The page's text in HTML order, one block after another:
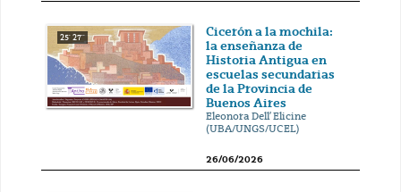
25' 27''
Cicerón a la mochila:
la enseñanza de
Historia Antigua en
escuelas secundarias
de la Provincia de
Buenos Aires
Eleonora Dell’ Elicine
(UBA/UNGS/UCEL)
26/06/2026